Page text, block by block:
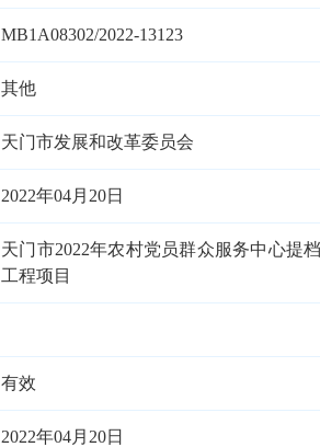
MB1A08302/2022-13123
其他
天门市发展和改革委员会
2022年04月20日
天门市2022年农村党员群众服务中心提
工程项目
有效
2022年04月20日